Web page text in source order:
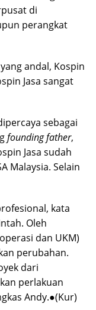
di
perangkat
andal, Kospin
Jasa sangat
sebagai
founding father,
Jasa sudah
Malaysia. Selain
kata
Oleh
dan UKM)
perubahan.
dari
perlakuan
Andy.●(Kur)